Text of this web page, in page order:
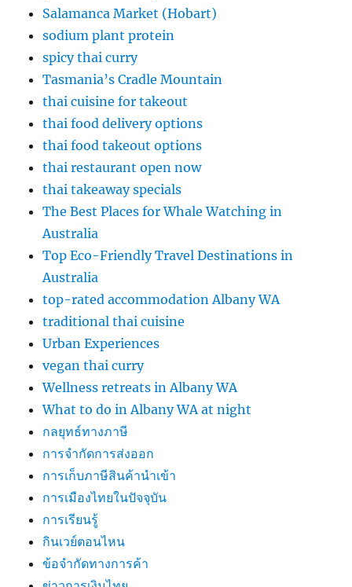
Salamanca Market (Hobart)
sodium plant protein
spicy thai curry
Tasmania’s Cradle Mountain
thai cuisine for takeout
thai food delivery options
thai food takeout options
thai restaurant open now
thai takeaway specials
The Best Places for Whale Watching in
Australia
Top Eco-Friendly Travel Destinations in
Australia
top-rated accommodation Albany WA
traditional thai cuisine
Urban Experiences
vegan thai curry
Wellness retreats in Albany WA
What to do in Albany WA at night
กลยุทธ์ทางภาษี
การจำกัดการส่งออก
การเก็บภาษีสินค้านำเข้า
การเมืองไทยในปัจจุบัน
การเรียนรู้
กินเวย์ตอนไหน
ข้อจำกัดทางการค้า